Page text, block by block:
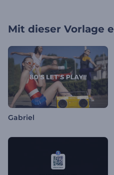
Mit dieser Vorlage
Gabriel